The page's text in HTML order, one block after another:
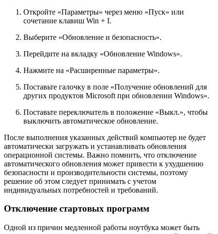
Откройте «Параметры» через меню «Пуск» или
сочетание клавиш Win + I.
Выберите «Обновление и безопасность».
Перейдите на вкладку «Обновление Windows».
Нажмите на «Расширенные параметры».
Поставьте галочку в поле «Получение обновлений для
других продуктов Microsoft при обновлении Windows».
Поставьте переключатель в положение «Выкл.», чтобы
выключить автоматическое обновление.
После выполнения указанных действий компьютер не будет
автоматически загружать и устанавливать обновления
операционной системы. Важно помнить, что отключение
автоматического обновления может привести к ухудшению
безопасности и производительности системы, поэтому
решение об этом следует принимать с учетом
индивидуальных потребностей и требований.
Отключение стартовых программ
Одной из причин медленной работы ноутбука может быть